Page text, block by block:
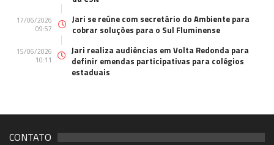
17/06/2026
09:57
Jari se reúne com secretário do Ambiente para
cobrar soluções para o Sul Fluminense
15/06/2026
10:11
Jari realiza audiências em Volta Redonda para
definir emendas participativas para colégios
estaduais
CONTATO